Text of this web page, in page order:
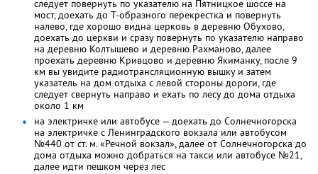
следует повернуть по указателю на Пятницкое шоссе на
мост, доехать до Т-образного перекрестка и повернуть
налево, где хорошо видна церковь в деревню Обухово,
доехать до церкви и сразу повернуть по указателю направо
на деревню Колтышево и деревню Рахманово, далее
проехать деревню Кривцово и деревню Якиманку, после 9
км вы увидите радиотрансляционную вышку и затем
указатель на дом отдыха с левой стороны дороги, где
следует свернуть направо и ехать по лесу до дома отдыха
около 1 км
на электричке или автобусе — доехать до Солнечногорска
на электричке с Ленинградского вокзала или автобусом
№440 от ст. м. «Речной вокзал», далее от Солнечногорска до
дома отдыха можно добраться на такси или автобусе №21,
далее идти пешком через лес